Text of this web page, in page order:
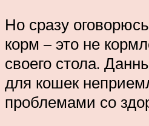
Но сразу
корм – это не
своего стола.
для кошек
проблемами со